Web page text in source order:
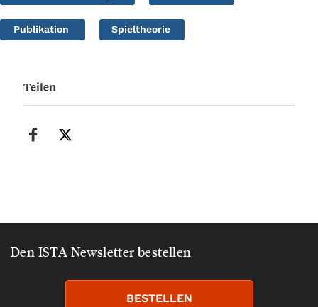
Publikation Spieltheorie
Teilen
Den ISTA Newsletter bestellen
BESTELLEN